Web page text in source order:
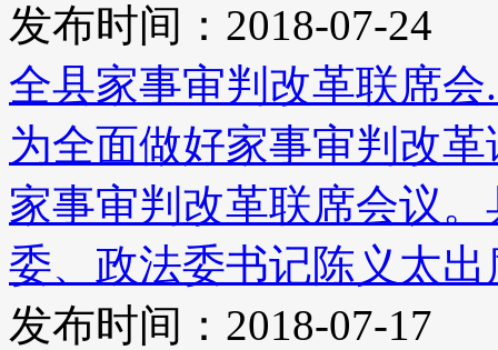
发布时间：2018-07-24
全县家事审判改革联席会
为全面做好家事审判改
家事审判改革联席会议
委、政法委书记陈义太出
发布时间：2018-07-17